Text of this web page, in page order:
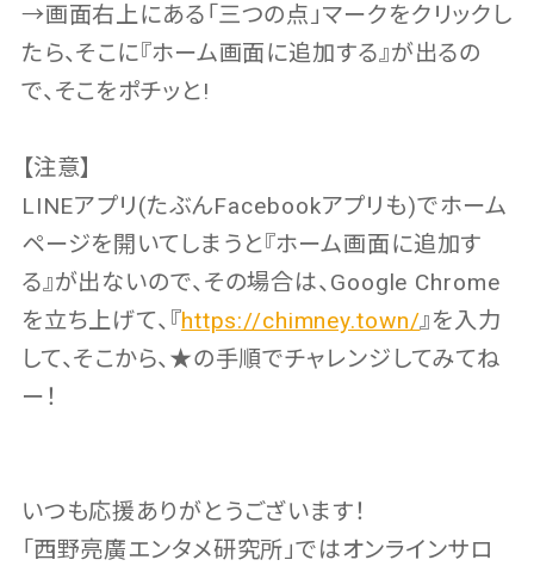
→画面右上にある「三つの点」マークをクリックし
たら、そこに『ホーム画面に追加する』が出るの
で、そこをポチッと!
【注意】
LINEアプリ(たぶんFacebookアプリも)でホーム
ページを開いてしまうと『ホーム画面に追加す
る』が出ないので、その場合は、Google Chrome
を立ち上げて、『https://chimney.town/』を入力
して、そこから、★の手順でチャレンジしてみてね
ー！
いつも応援ありがとうございます！
「西野亮廣エンタメ研究所」ではオンラインサロ